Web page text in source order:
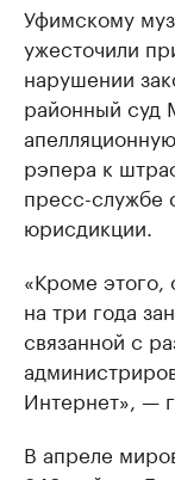
Уфимскому
ужесточили
нарушении
районный суд
рэпера к
пресс-службе
юрисдикции.
«Кроме
на три года
связанной с
Интернет», —
В апреле